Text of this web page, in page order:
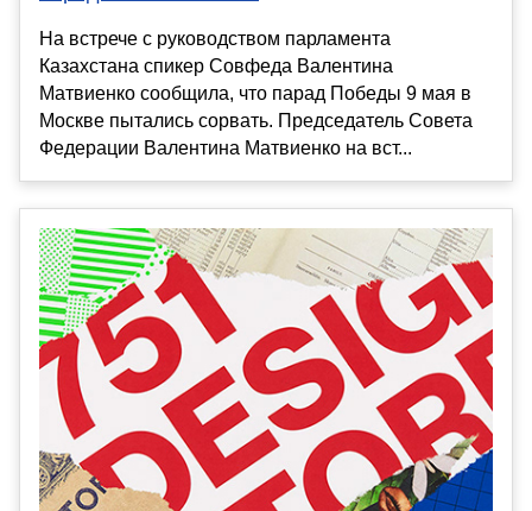
На встрече с руководством парламента
Казахстана спикер Совфеда Валентина
Матвиенко сообщила, что парад Победы 9 мая в
Москве пытались сорвать. Председатель Совета
Федерации Валентина Матвиенко на вст...